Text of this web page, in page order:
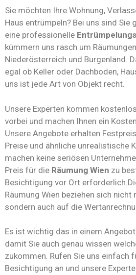
Sie möchten Ihre Wohnung,
Haus entrümpeln? Bei uns sind Sie
eine professionelle
kümmern uns rasch um
Niederösterreich und Burgenland.
egal ob Keller oder Dachboden,
uns ist jede Art von Objekt recht.
Unsere Experten kommen
vorbei und machen Ihnen ein
Unsere Angebote erhalten
Preise und ähnliche unrealistische
machen keine seriösen
Preis für die Räumung Wien zu
Besichtigung vor Ort
Räumung Wien beziehen sich nicht
sondern auch auf die
Es ist wichtig das in einem
damit Sie auch genau wissen
zukommen. Rufen Sie uns einfach
Besichtigung an und unsere